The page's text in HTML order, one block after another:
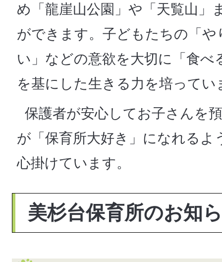
め「龍崖山公園」や「天覧山」
ができます。子どもたちの「
い」などの意欲を大切に「食べ
を基にした生きる力を培ってい
保護者が安心してお子さんを
が「保育所大好き」になれるよ
心掛けています。
美杉台保育所のお知